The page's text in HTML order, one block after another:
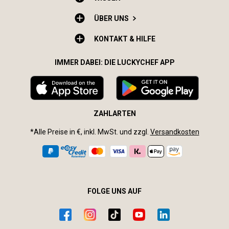
ÜBER UNS
KONTAKT & HILFE
IMMER DABEI: DIE LUCKYCHEF APP
ZAHLARTEN
*Alle Preise in €, inkl. MwSt. und zzgl. Versandkosten
FOLGE UNS AUF